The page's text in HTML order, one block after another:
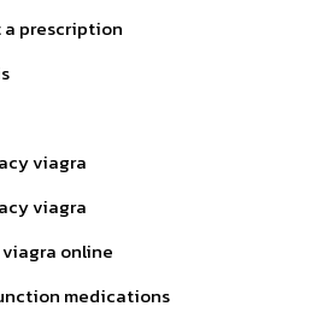
prescription
viagra
viagra
online
medications